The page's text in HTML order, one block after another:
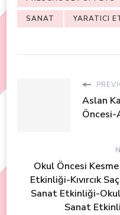
SANAT YARATICI
Aslan
Öncesi-
Okul Öncesi Kesme
Etkinliği-Kıvırcık
Sanat Etkinliği-Okul
Sanat